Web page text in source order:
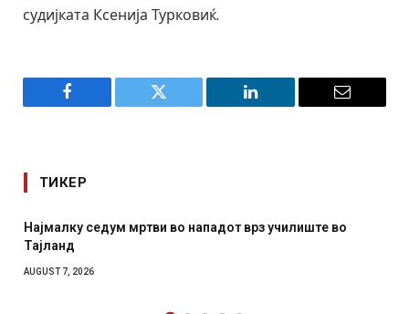
судијката Ксенија Турковиќ.
Facebook Twitter LinkedIn Email
ТИКЕР
училиште во
СОЗИС: Украинците повеќе им веруваат